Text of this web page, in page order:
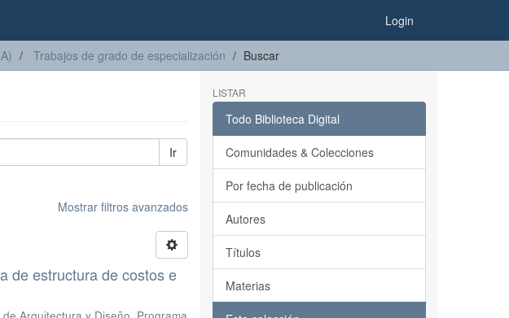
Login
Trabajos de grado de especialización Buscar
Ir
Mostrar filtros avanzados
de estructura de costos e
LISTAR
Todo Biblioteca Digital
Comunidades & Colecciones
Por fecha de publicación
Autores
Títulos
Materias